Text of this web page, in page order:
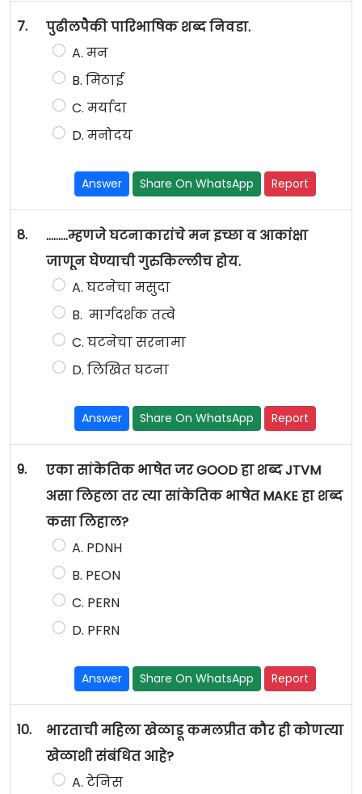
7.
पुढीलपैकी पारिभाषिक शब्द निवडा.
A. मन
B. मिठाई
C. मर्यादा
D. मनोदय
Answer Share On WhatsApp Report
8.
………म्हणजे घटनाकारांचे मन इच्छा व आकांक्षा
जाणून घेण्याची गुरुकिल्लीच होय.
A. घटनेचा मसुदा
B. मार्गदर्शक तत्वे
C. घटनेचा सरनामा
D. लिखित घटना
Answer Share On WhatsApp Report
9.
एका सांकेतिक भाषेत जर GOOD हा शब्द JTVM
असा लिहला तर त्या सांकेतिक भाषेत MAKE हा शब्द
कसा लिहाल?
A. PDNH
B. PEON
C. PERN
D. PFRN
Answer Share On WhatsApp Report
10.
भारताची महिला खेळाडू कमलप्रीत कौर ही कोणत्या
खेळाशी संबंधित आहे?
A. टेनिस